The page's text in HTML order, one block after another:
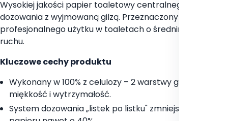
Wysokiej jakości papier toaletowy centralnego
dozowania z wyjmowaną gilzą. Przeznaczony do
profesjonalnego użytku w toaletach o średnim natężeniu
ruchu.
Kluczowe cechy produktu
Wykonany w 100% z celulozy – 2 warstwy gwarantują
miękkość i wytrzymałość.
System dozowania „listek po listku" zmniejsza zużycie